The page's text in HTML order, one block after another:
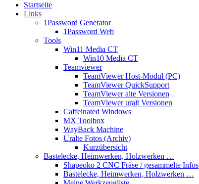
Startseite
Links
1Password Generator
1Password Web
Tools
Win11 Media CT
Win10 Media CT
Teamviewer
TeamViewer Host-Modul (PC)
TeamViewer QuickSupport
TeamViewer alte Versionen
TeamViewer uralt Versionen
Caffeinated Windows
MX Toolbox
WayBack Machine
Uralte Fotos (Archiv)
Kurzübersicht
Bastelecke, Heimwerken, Holzwerken …
Shapeoko 2 CNC Fräse / gesammelte Infos
Bastelecke, Heimwerken, Holzwerken …